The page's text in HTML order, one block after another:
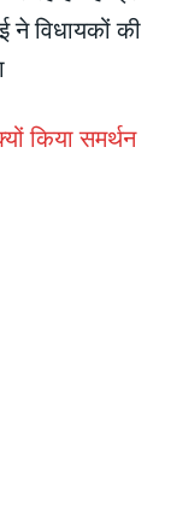
ने विधायकों की
किया समर्थन